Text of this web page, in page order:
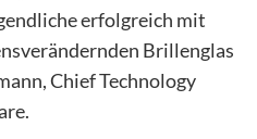
erfolgreich mit
Brillenglas
Chief Technology